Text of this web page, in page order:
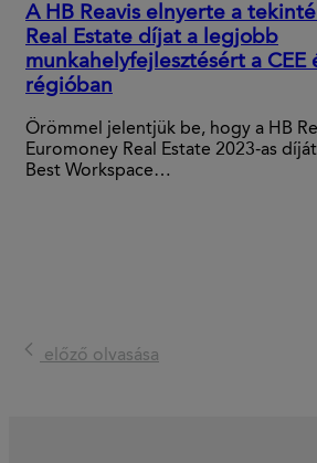
A HB Reavis elnyerte a
Real Estate díjat a legjobb
munkahelyfejlesztésért a CEE
régióban
Örömmel jelentjük be, hogy a HB
Euromoney Real Estate 2023-as
Best Workspace…
előző olvasása